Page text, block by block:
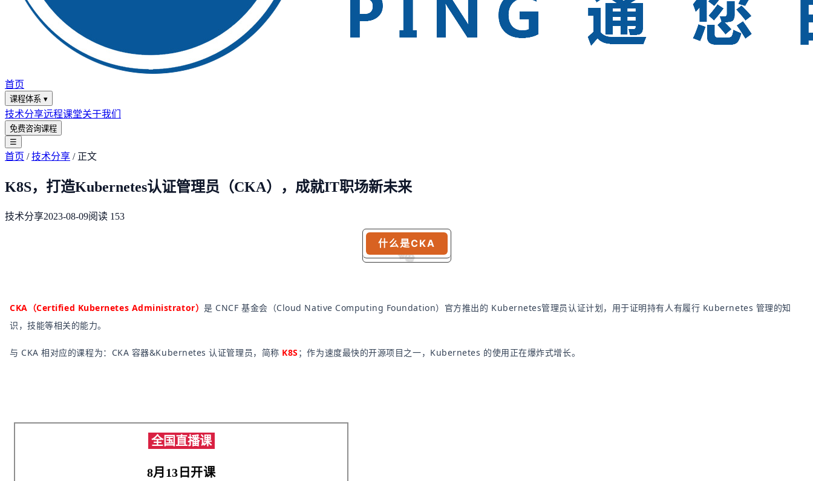
首页
课程体系 ▾
技术分享远程课堂关于我们
免费咨询课程
☰
首页 /技术分享 / 正文
K8S，打造Kubernetes认证管理员（CKA），成就IT职场新未来
技术分享2023-08-09阅读 153
什么是CKA
CKA（Certified Kubernetes Administrator）是 CNCF 基金会（Cloud Native Computing Foundation）官方推出的 Kubernetes管理员认证计划，用于证明持有人有履行 Kubernetes 管理的知
识，技能等相关的能力。
与 CKA 相对应的课程为：CKA 容器&Kubernetes 认证管理员，简称 K8S ；作为速度最快的开源项目之一，Kubernetes 的使用正在爆炸式增长。
全国直播课
8月13日开课